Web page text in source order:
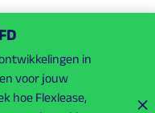
in
voor jouw
hoe Flexlease,